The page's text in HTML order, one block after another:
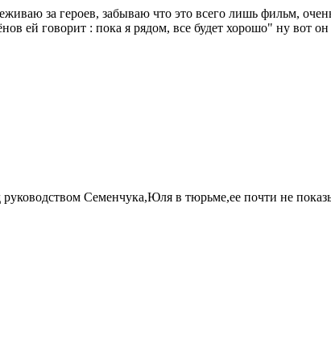
за героев, забываю что это всего лишь фильм,
ей говорит : пока я рядом, все будет хорошо" ну вот
Семенчука,Юля в тюрьме,ее почти не